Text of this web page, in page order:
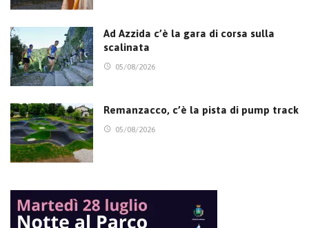
Ad Azzida c’è la gara di corsa sulla
scalinata
05/08/2026
Remanzacco, c’è la pista di pump track
05/08/2026